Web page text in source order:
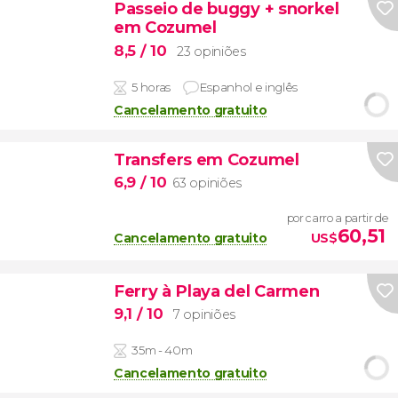
Passeio de buggy + snorkel
em Cozumel
8,5 / 10 23 opiniões
5 horas Espanhol e inglês
Cancelamento gratuito
Transfers em Cozumel
6,9 / 10 63 opiniões
Cancelamento gratuito
por carro a partir de
US$60,51
Ferry à Playa del Carmen
9,1 / 10 7 opiniões
35m - 40m
Cancelamento gratuito